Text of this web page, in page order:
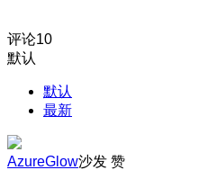
评论10
默认
默认
最新
AzureGlow沙发 赞